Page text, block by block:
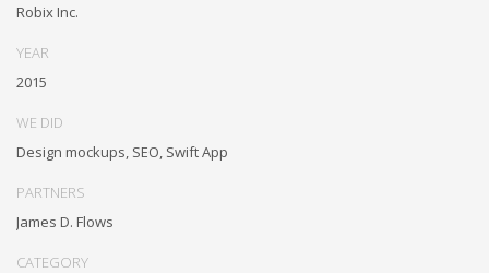
collaboration and idea-sharing. Credibly actualize enterprise
technologies for superior growth strategies. Appropriately engineer
Conveniently maximize ethical portals with strategic applications.
Robix Inc.
YEAR
2015
WE DID
Design mockups, SEO, Swift App
PARTNERS
James D. Flows
CATEGORY